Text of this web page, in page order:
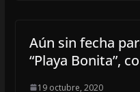
Aún sin fecha
“Playa Bonita”,
19 octubre, 2020